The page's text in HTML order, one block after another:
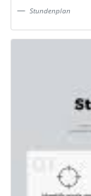
Stundenplan